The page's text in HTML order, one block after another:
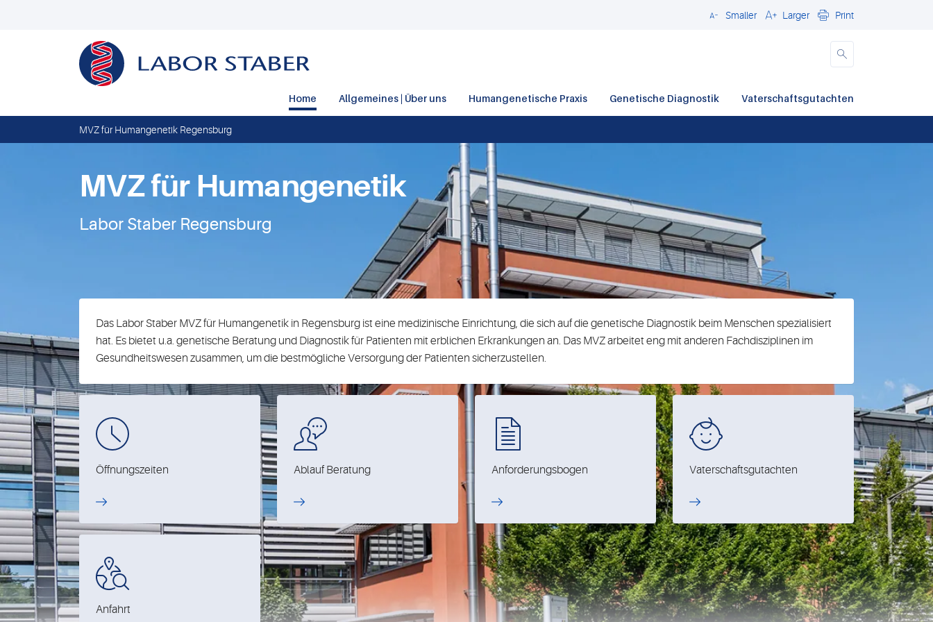
CloseSmaller Larger Print
Home Allgemeines | Über uns Humangenetische Praxis Genetische Diagnostik Vaterschaftsgutachten
MVZ für Humangenetik Regensburg
MVZ für Humangenetik
Labor Staber Regensburg
Das Labor Staber MVZ für Humangenetik in Regensburg ist eine medizinische Einrichtung, die sich auf die genetische Diagnostik beim Menschen spezialisiert
hat. Es bietet u.a. genetische Beratung und Diagnostik für Patienten mit erblichen Erkrankungen an. Das MVZ arbeitet eng mit anderen Fachdisziplinen im
Gesundheitswesen zusammen, um die bestmögliche Versorgung der Patienten sicherzustellen.
Öffnungszeiten
Anfahrt
Ablauf Beratung Anforderungsbogen Vaterschaftsgutachten